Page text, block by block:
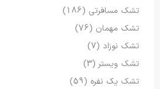
تشک مسافرتی (186)
تشک مهمان (76)
تشک نوزاد (7)
تشک ویستر (3)
تشک یک نفره (59)